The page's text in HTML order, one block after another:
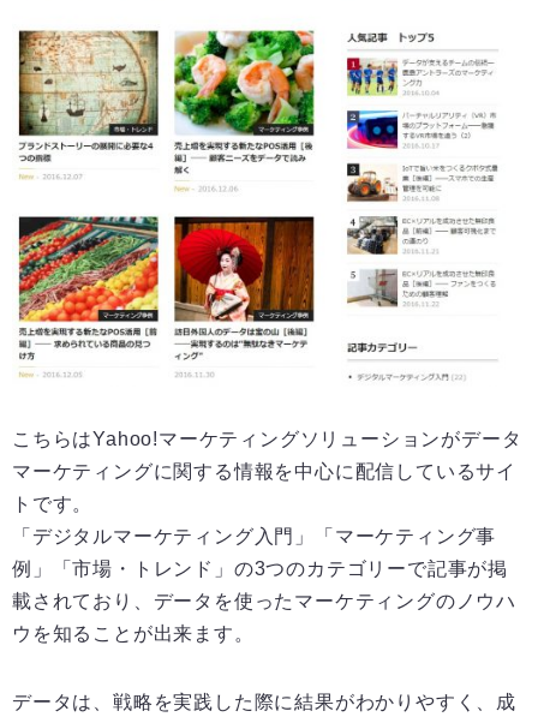
こちらはYahoo!マーケティングソリューションがデータ
マーケティングに関する情報を中心に配信しているサイ
トです。
「デジタルマーケティング入門」「マーケティング事
例」「市場・トレンド」の3つのカテゴリーで記事が掲
載されており、データを使ったマーケティングのノウハ
ウを知ることが出来ます。
データは、戦略を実践した際に結果がわかりやすく、成